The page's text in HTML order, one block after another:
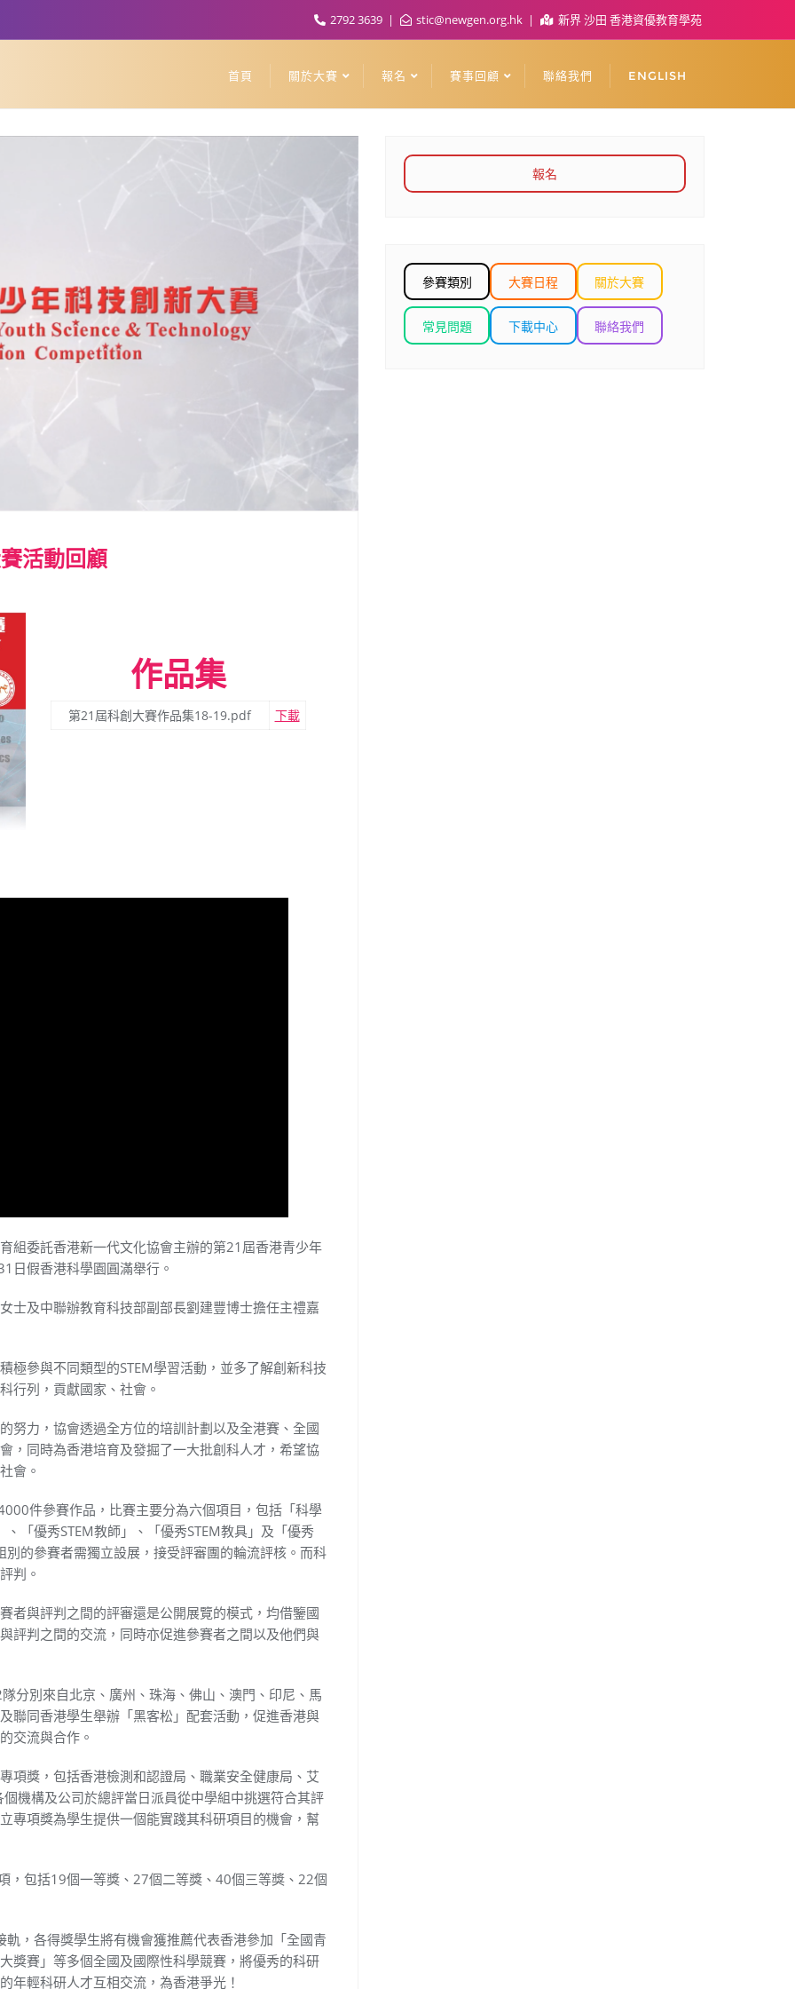
2792 3639 stic@newgen.org.hk 新界 沙田 香港資優教育學苑
首頁 關於大賽 報名 賽事回顧 聯絡我們 ENGLISH
活動回顧
作品集
第21屆科創大賽作品集18-19.pdf 下載
組委託香港新一代文化協會主辦的第21屆香港青少年
日假香港科學園圓滿舉行。
士及中聯辦教育科技部副部長劉建豐博士擔任主禮嘉
極參與不同類型的STEM學習活動，並多了解創新科技
行列，貢獻國家、社會。
努力，協會透過全方位的培訓計劃以及全港賽、全國
，同時為香港培育及發掘了一大批創科人才，希望協
會。
件參賽作品，比賽主要分為六個項目，包括「科學
「優秀STEM教師」、「優秀STEM教具」及「優秀
的參賽者需獨立設展，接受評審團的輪流評核。而科
判。
者與評判之間的評審還是公開展覽的模式，均借鑒國
評判之間的交流，同時亦促進參賽者之間以及他們與
分別來自北京、廣州、珠海、佛山、澳門、印尼、馬
聯同香港學生舉辦「黑客松」配套活動，促進香港與
交流與合作。
項獎，包括香港檢測和認證局、職業安全健康局、艾
機構及公司於總評當日派員從中學組中挑選符合其評
專項獎為學生提供一個能實踐其科研項目的機會，幫
，包括19個一等獎、27個二等獎、40個三等獎、22個
，各得獎學生將有機會獲推薦代表香港參加「全國青
獎賽」等多個全國及國際性科學競賽，將優秀的科研
年輕科研人才互相交流，為香港爭光！
報名
參賽類別 大賽日程 關於大賽
常見問題 下載中心 聯絡我們